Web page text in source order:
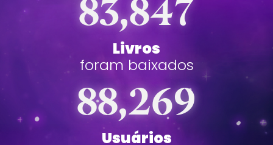
Livros
foram baixados
Usuários